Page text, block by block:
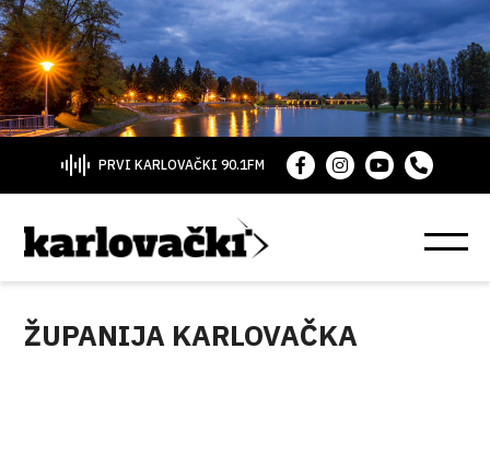
PRVI KARLOVAČKI 90.1FM
ŽUPANIJA KARLOVAČKA